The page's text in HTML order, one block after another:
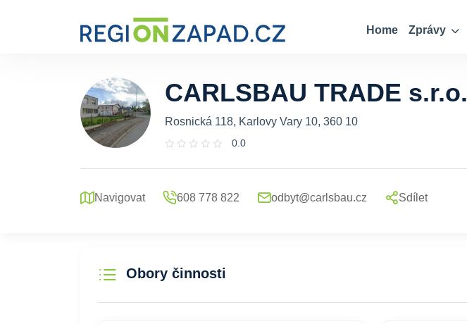
Home Zprávy
CARLSBAU TRADE s.r.o.
Rosnická 118, Karlovy Vary 10, 360 10
0.0
Navigovat 608 778 822 odbyt@carlsbau.cz Sdílet
Obory činnosti